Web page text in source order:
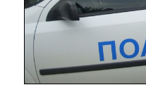
История
Населени места
ЗАБРАВЕНАТА ДУПНИЦА